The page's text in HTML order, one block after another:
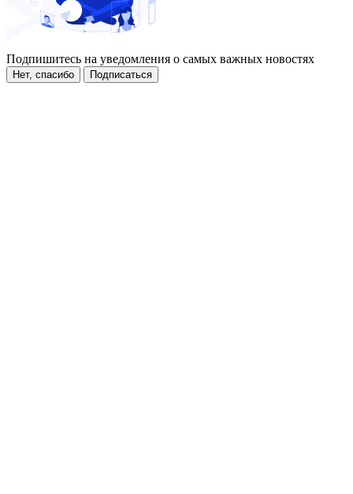
Подпишитесь на уведомления о самых важных новостях
Нет, спасибо Подписаться